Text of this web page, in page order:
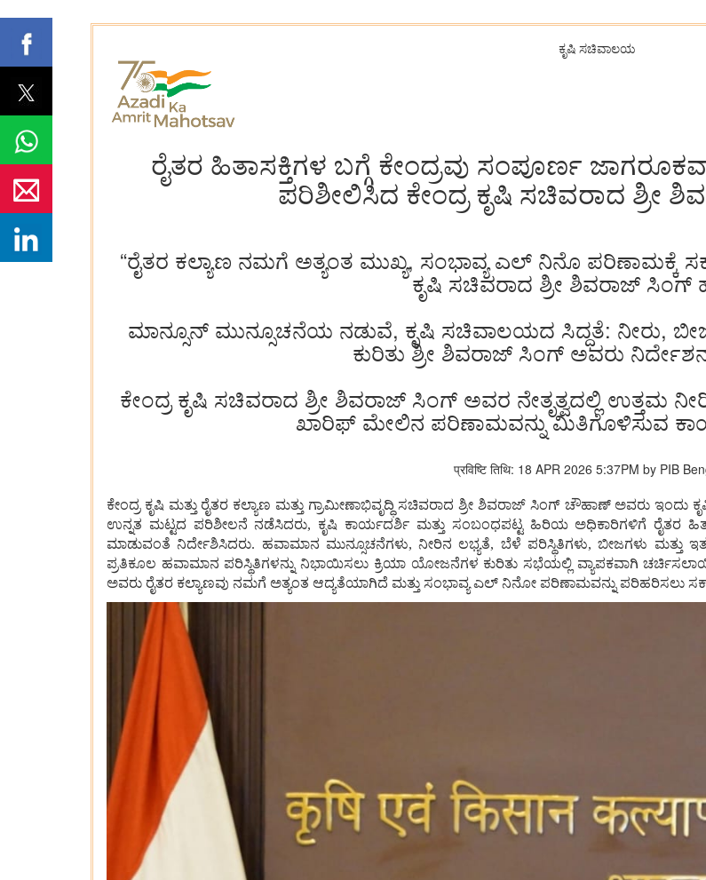
ಕೃಷಿ ಸಚಿವಾಲಯ
ರೈತರ ಹಿತಾಸಕ್ತಿಗಳ ಬಗ್ಗೆ ಕೇಂದ್ರವು ಸಂಪೂರ್ಣ
ಪರಿಶೀಲಿಸಿದ ಕೇಂದ್ರ ಕೃಷಿ ಸಚಿವರಾದ
“ರೈತರ ಕಲ್ಯಾಣ ನಮಗೆ ಅತ್ಯಂತ ಮುಖ್ಯ, ಸಂಭಾವ್ಯ ಎಲ್ ನಿನೊ ಪರಿಣಾಮಕ್ಕೆ
ಕೃಷಿ ಸಚಿವರಾದ ಶ್ರೀ ಶಿವರಾಜ್ ಸಿಂಗ್
ಮಾನ್ಸೂನ್ ಮುನ್ಸೂಚನೆಯ ನಡುವೆ, ಕೃಷಿ ಸಚಿವಾಲಯದ ಸಿದ್ಧತೆ: ನೀರು,
ಕುರಿತು ಶ್ರೀ ಶಿವರಾಜ್ ಸಿಂಗ್ ಅವರು
ಕೇಂದ್ರ ಕೃಷಿ ಸಚಿವರಾದ ಶ್ರೀ ಶಿವರಾಜ್ ಸಿಂಗ್ ಅವರ ನೇತೃತ್ವದಲ್ಲಿ ಉತ್ತಮ
ಖಾರಿಫ್ ಮೇಲಿನ ಪರಿಣಾಮವನ್ನು ಮಿತಿಗೊಳಿಸುವ
प्रविष्टि तिथि: 18 APR 2026 5:37PM by PIB
ಕೇಂದ್ರ ಕೃಷಿ ಮತ್ತು ರೈತರ ಕಲ್ಯಾಣ ಮತ್ತು ಗ್ರಾಮೀಣಾಭಿವೃದ್ಧಿ ಸಚಿವರಾದ ಶ್ರೀ ಶಿವರಾಜ್ ಸಿಂಗ್ ಚೌಹಾಣ್ ಅವರು ಇಂದು
ಉನ್ನತ ಮಟ್ಟದ ಪರಿಶೀಲನೆ ನಡೆಸಿದರು, ಕೃಷಿ ಕಾರ್ಯದರ್ಶಿ ಮತ್ತು ಸಂಬಂಧಪಟ್ಟ ಹಿರಿಯ ಅಧಿಕಾರಿಗಳಿಗೆ ರೈತರ
ಮಾಡುವಂತೆ ನಿರ್ದೇಶಿಸಿದರು. ಹವಾಮಾನ ಮುನ್ಸೂಚನೆಗಳು, ನೀರಿನ ಲಭ್ಯತೆ, ಬೆಳೆ ಪರಿಸ್ಥಿತಿಗಳು, ಬೀಜಗಳು ಮತ್ತು
ಪ್ರತಿಕೂಲ ಹವಾಮಾನ ಪರಿಸ್ಥಿತಿಗಳನ್ನು ನಿಭಾಯಿಸಲು ಕ್ರಿಯಾ ಯೋಜನೆಗಳ ಕುರಿತು ಸಭೆಯಲ್ಲಿ ವ್ಯಾಪಕವಾಗಿ
ಅವರು ರೈತರ ಕಲ್ಯಾಣವು ನಮಗೆ ಅತ್ಯಂತ ಆದ್ಯತೆಯಾಗಿದೆ ಮತ್ತು ಸಂಭಾವ್ಯ ಎಲ್ ನಿನೋ ಪರಿಣಾಮವನ್ನು ಪರಿಹರಿಸಲು